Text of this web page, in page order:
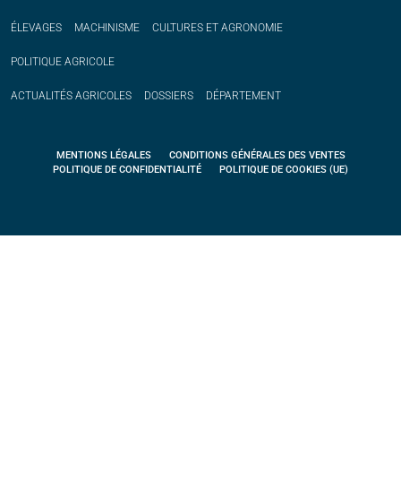
ÉLEVAGES MACHINISME CULTURES ET AGRONOMIE
POLITIQUE AGRICOLE
ACTUALITÉS AGRICOLES DOSSIERS DÉPARTEMENT
MENTIONS LÉGALES
CONDITIONS GÉNÉRALES DES VENTES
POLITIQUE DE CONFIDENTIALITÉ
POLITIQUE DE COOKIES (UE)